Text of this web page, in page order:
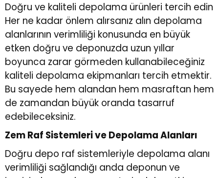
Doğru ve kaliteli depolama ürünleri tercih edin
Her ne kadar önlem alırsanız alın depolama
alanlarının verimliliği konusunda en büyük
etken doğru ve deponuzda uzun yıllar
boyunca zarar görmeden kullanabileceğiniz
kaliteli depolama ekipmanları tercih etmektir.
Bu sayede hem alandan hem masraftan hem
de zamandan büyük oranda tasarruf
edebileceksiniz.
Zem Raf Sistemleri ve Depolama Alanları
Doğru depo raf sistemleriyle depolama alanı
verimliliği sağlandığı anda deponun ve